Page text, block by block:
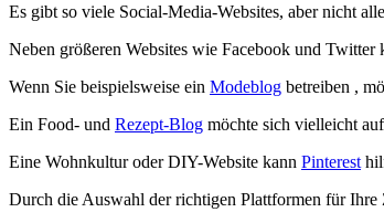
Es gibt so viele Social-Media-Websites, aber nicht
Neben größeren Websites wie Facebook und
Wenn Sie beispielsweise ein Modeblog betreiben ,
Ein Food- und Rezept-Blog möchte sich vielleicht
Eine Wohnkultur oder DIY-Website kann Pinterest
Durch die Auswahl der richtigen Plattformen für